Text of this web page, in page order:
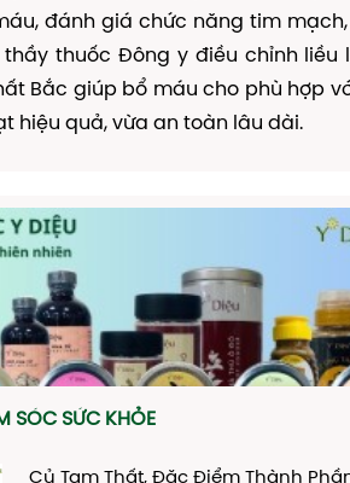
đánh giá chức năng tim
thuốc Đông y điều chỉnh liều
Bắc giúp bổ máu cho phù hợp
hiệu quả, vừa an toàn lâu dài.
SÓC SỨC KHỎE
Củ Tam Thất, Đặc Điểm Thành